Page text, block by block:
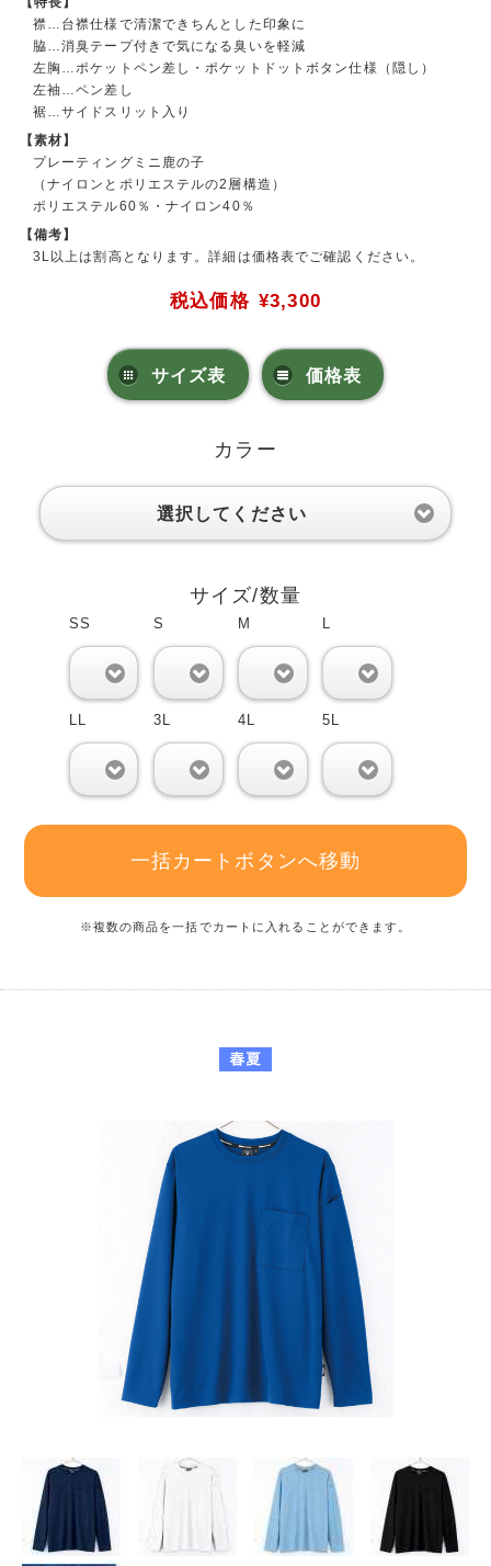
襟…台襟仕様で清潔できちんとした印象に
脇…消臭テープ付きで気になる臭いを軽減
左胸…ポケットペン差し・ポケットドットボタン仕様（隠し）
左袖…ペン差し
裾…サイドスリット入り
【素材】
プレーティングミニ鹿の子
（ナイロンとポリエステルの2層構造）
ポリエステル60％・ナイロン40％
【備考】
3L以上は割高となります。詳細は価格表でご確認ください。
税込価格 ¥3,300
サイズ表 価格表
カラー
選択してください
サイズ/数量
SS S M L
LL 3L 4L 5L
一括カートボタンへ移動
※複数の商品を一括でカートに入れることができます。